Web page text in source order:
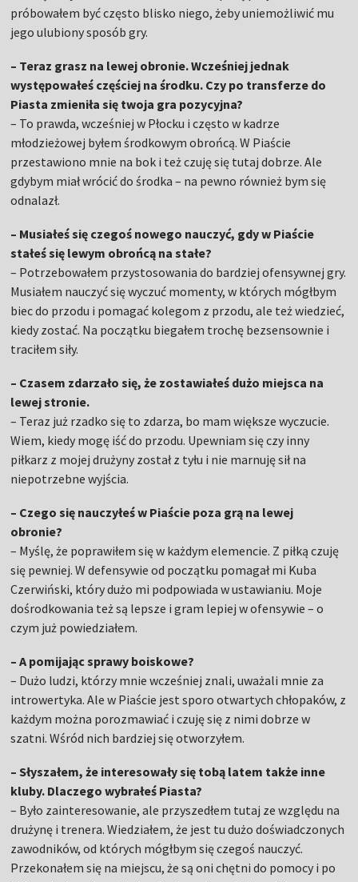
próbowałem być często blisko niego, żeby uniemożliwić mu
jego ulubiony sposób gry.
– Teraz grasz na lewej obronie. Wcześniej jednak
występowałeś częściej na środku. Czy po transferze do
Piasta zmieniła się twoja gra pozycyjna?
– To prawda, wcześniej w Płocku i często w kadrze
młodzieżowej byłem środkowym obrońcą. W Piaście
przestawiono mnie na bok i też czuję się tutaj dobrze. Ale
gdybym miał wrócić do środka – na pewno również bym się
odnalazł.
– Musiałeś się czegoś nowego nauczyć, gdy w Piaście
stałeś się lewym obrońcą na stałe?
– Potrzebowałem przystosowania do bardziej ofensywnej gry.
Musiałem nauczyć się wyczuć momenty, w których mógłbym
biec do przodu i pomagać kolegom z przodu, ale też wiedzieć,
kiedy zostać. Na początku biegałem trochę bezsensownie i
traciłem siły.
– Czasem zdarzało się, że zostawiałeś dużo miejsca na
lewej stronie.
– Teraz już rzadko się to zdarza, bo mam większe wyczucie.
Wiem, kiedy mogę iść do przodu. Upewniam się czy inny
piłkarz z mojej drużyny został z tyłu i nie marnuję sił na
niepotrzebne wyjścia.
– Czego się nauczyłeś w Piaście poza grą na lewej
obronie?
– Myślę, że poprawiłem się w każdym elemencie. Z piłką czuję
się pewniej. W defensywie od początku pomagał mi Kuba
Czerwiński, który dużo mi podpowiada w ustawianiu. Moje
dośrodkowania też są lepsze i gram lepiej w ofensywie – o
czym już powiedziałem.
– A pomijając sprawy boiskowe?
– Dużo ludzi, którzy mnie wcześniej znali, uważali mnie za
introwertyka. Ale w Piaście jest sporo otwartych chłopaków, z
każdym można porozmawiać i czuję się z nimi dobrze w
szatni. Wśród nich bardziej się otworzyłem.
– Słyszałem, że interesowały się tobą latem także inne
kluby. Dlaczego wybrałeś Piasta?
– Było zainteresowanie, ale przyszedłem tutaj ze względu na
drużynę i trenera. Wiedziałem, że jest tu dużo doświadczonych
zawodników, od których mógłbym się czegoś nauczyć.
Przekonałem się na miejscu, że są oni chętni do pomocy i po